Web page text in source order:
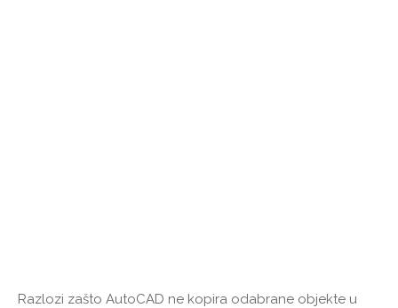
Razlozi zašto AutoCAD ne kopira odabrane objekte u